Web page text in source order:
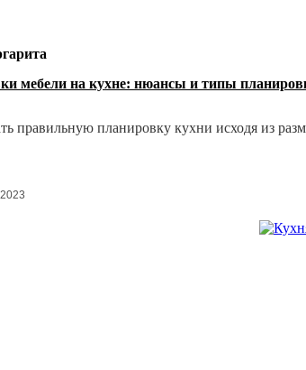
мебели на кухне: нюансы и типы
правильную планировку кухни исходя из
расстановки мебели на кухне.